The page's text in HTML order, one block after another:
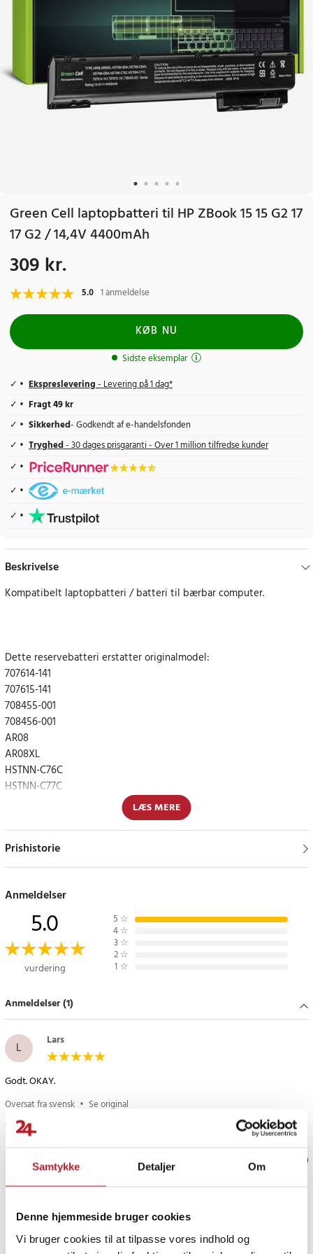
Samtykke Detaljer Om
Denne hjemmeside bruger cookies
Vi bruger cookies til at tilpasse vores indhold og
Green Cell laptopbatteri til HP ZBook 15 15 G2 17
17 G2 / 14,4V 4400mAh
Pris:309 kr.
309 kr.
5.0 1 anmeldelse
KØB NU
Sidste eksemplar
Ekspreslevering- Levering på 1 dag*
Fragt 49 kr
Sikkerhed- Godkendt af e-handelsfonden
Tryghed- 30 dages prisgaranti - Over 1 million tilfredse kunder
Beskrivelse
Kompatibelt laptopbatteri / batteri til bærbar computer.
Dette reservebatteri erstatter originalmodel:
707614-141
707615-141
708455-001
708456-001
AR08
AR08XL
HSTNN-C76C
HSTNN-C77C
HSTNN-IB4H
Cells Producent: Green Cell
Volt: 14.4V (14.8V)
Antal celler: 8
Celleteknologi: Li-Ion
Farve: Sort
Overopladningssikret: Ja
Afladningssikret: Ja
Producent: Green Cell
Kapacitet: 4400 mAh
Dette batteri passer til følgende modeller:
HP ZBook 15
HP ZBook 17
Article number:82923
LÆS MERE
Prishistorie
Anmeldelser
5.0
vurdering
5 ☆
4 ☆
3 ☆
2 ☆
1 ☆
Anmeldelser (1)
L Lars
Godt. OKAY.
Oversat fra svensk • Se original
4 år siden
Verified by Trustvoice
UDSALG